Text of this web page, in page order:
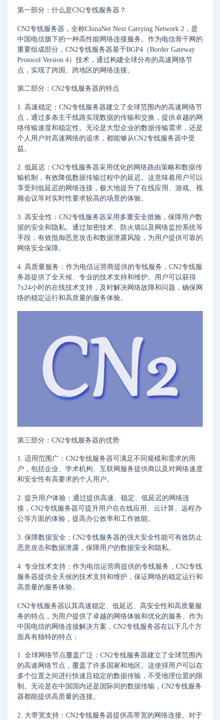
第一部分：什么是CN2专线服务器？
CN2专线服务器，全称ChinaNet Next Carrying Network 2，是
中国电信旗下的一种高性能网络连接服务。作为电信骨干网的
重要组成部分，CN2专线服务器基于BGP4（Border Gateway
Protocol Version 4）技术，通过构建全球分布的高速网络节
点，实现了跨国、跨地区的网络连接。
第二部分：CN2专线服务器的特点
1. 高速稳定：CN2专线服务器建立了全球范围内的高速网络节
点，通过多条主干线路实现数据的传输和交换，提供卓越的网
络传输速度和稳定性。无论是大型企业的数据传输需求，还是
个人用户对高速网络的追求，都能够从CN2专线服务器中受
益。
2. 低延迟：CN2专线服务器采用优化的网络路由策略和数据传
输机制，有效降低数据传输过程中的延迟。这意味着用户可以
享受到低延迟的网络连接，极大地提升了在线应用、游戏、视
频会议等对实时性要求较高的场景的体验。
3. 高安全性：CN2专线服务器采用多重安全措施，保障用户数
据的安全和隐私。通过加密技术、防火墙以及网络监控系统等
手段，有效抵御恶意攻击和数据泄露风险，为用户提供可靠的
网络安全保障。
4. 高质量服务：作为电信运营商提供的专线服务，CN2专线服
务器提供了全天候、专业的技术支持和维护。用户可以获得
7x24小时的在线技术支持，及时解决网络故障和问题，确保网
络的稳定运行和高质量的服务体验。
第三部分：CN2专线服务器的优势
1. 适用范围广：CN2专线服务器可满足不同规模和需求的用
户，包括企业、学术机构、互联网服务提供商以及对网络速度
和安全性有高要求的个人用户。
2. 提升用户体验：通过提供高速、稳定、低延迟的网络连
接，CN2专线服务器可提升用户在在线应用、云计算、远程办
公等方面的体验，提高办公效率和工作效能。
3. 保障数据安全：CN2专线服务器的强大安全性能可有效防止
恶意攻击和数据泄露，保障用户的数据安全和隐私。
4. 专业技术支持：作为电信运营商提供的专线服务，CN2专线
服务器提供全天候的技术支持和维护，保证网络的稳定运行和
高质量的服务体验。
CN2专线服务器以其高速稳定、低延迟、高安全性和高质量服
务的特点，为用户提供了卓越的网络体验和优化的服务。作为
中国电信的网络连接解决方案，CN2专线服务器在以下几个方
面具有独特的特点：
1. 全球网络节点覆盖广泛：CN2专线服务器建立了全球范围内
的高速网络节点，覆盖了许多国家和地区。这使得用户可以在
多个位置之间进行快速且稳定的数据传输，不受地理位置的限
制。无论是在中国国内还是国际间的数据传输，CN2专线服务
器都能提供高质量的连接。
2. 大带宽支持：CN2专线服务器提供高带宽的网络连接。对于